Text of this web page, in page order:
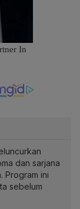
dan sarjana
Program ini
sebelum